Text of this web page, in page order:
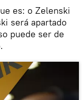
es: o Zelenski
será apartado
puede ser de